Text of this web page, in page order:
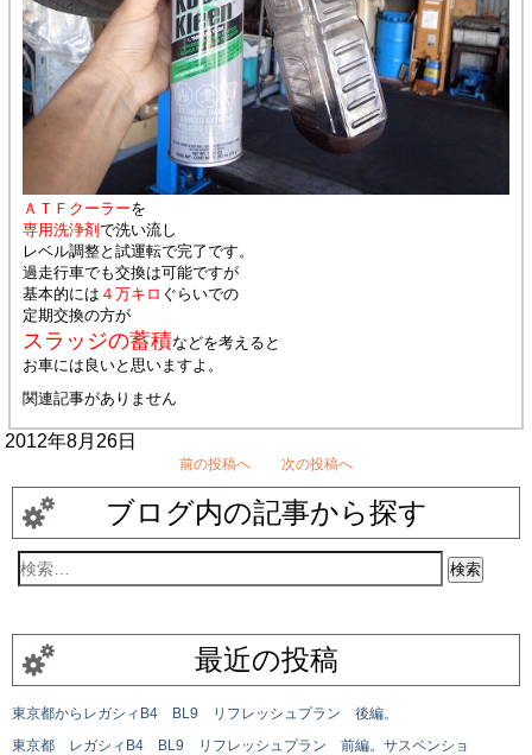
ＡＴＦクーラーを
専用洗浄剤で洗い流し
レベル調整と試運転で完了です。
過走行車でも交換は可能ですが
基本的には ４万キロ ぐらいでの
定期交換の方が
スラッジの蓄積などを考えると
お車には良いと思いますよ。
関連記事がありません
2012年8月26日
前の投稿へ 次の投稿へ
ブログ内の記事から探す
最近の投稿
東京都からレガシィB4 BL9 リフレッシュプラン 後編。
東京都 レガシィB4 BL9 リフレッシュプラン 前編。サスペンショ